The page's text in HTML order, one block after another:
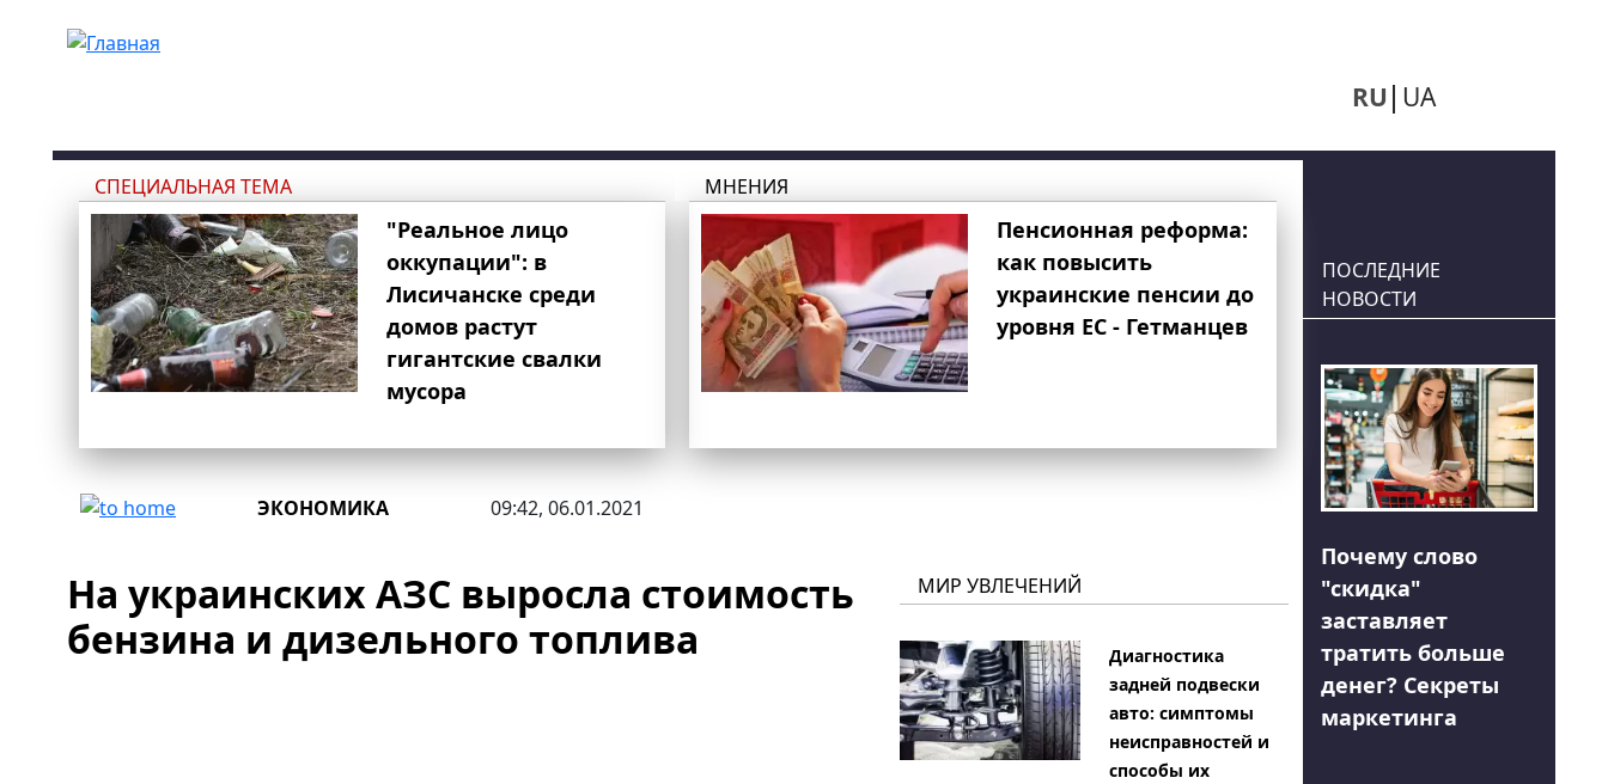
RU UA
СПЕЦИАЛЬНАЯ ТЕМА
"Реальное лицо
оккупации": в
Лисичанске среди
домов растут
гигантские свалки
мусора
МНЕНИЯ
Пенсионная реформа:
как повысить
украинские пенсии до
уровня ЕС - Гетманцев
ЭКОНОМИКА 09:42, 06.01.2021
На украинских АЗС выросла стоимость
бензина и дизельного топлива
МИР УВЛЕЧЕНИЙ
Диагностика
задней подвески
авто: симптомы
неисправностей и
способы их
ПОСЛЕДНИЕ
НОВОСТИ
Почему слово
"скидка"
заставляет
тратить больше
денег? Секреты
маркетинга